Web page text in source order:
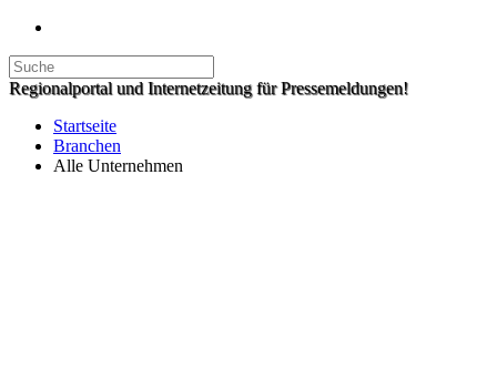
Regionalportal und Internetzeitung für Pressemeldungen!
Startseite
Branchen
Alle Unternehmen